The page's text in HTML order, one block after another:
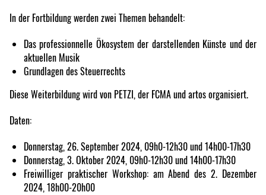
In der Fortbildung werden zwei Themen behandelt:
Das professionnelle Ökosystem der darstellenden Künste und der
aktuellen Musik
Grundlagen des Steuerrechts
Diese Weiterbildung wird von PETZI, der FCMA und artos organisiert.
Daten:
Donnerstag, 26. September 2024, 09h0-12h30 und 14h00-17h30
Donnerstag, 3. Oktober 2024, 09h0-12h30 und 14h00-17h30
Freiwilliger praktischer Workshop: am Abend des 2. Dezember
2024, 18h00-20h00